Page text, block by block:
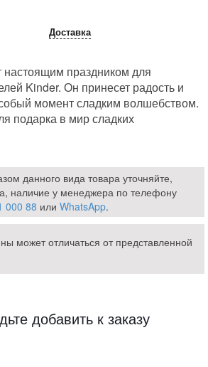
Доставка
настоящим праздником для
Kinder. Он принесет радость и
момент сладким волшебством.
подарка в мир сладких
данного вида товара уточняйте,
наличие у менеджера по телефону
000 88 или WhatsApp.
может отличаться от представленной
добавить к заказу